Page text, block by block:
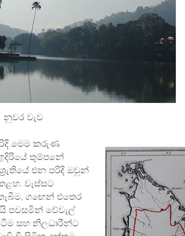
නුවර වැව
මෙම කරුණ
තුම්පනේ
එන පරිදි ඔවුන්
වැස්සට
ගඟෙන් එතෙර
පවසමින් වේවැල්
සහ නිලධාරීන්ට